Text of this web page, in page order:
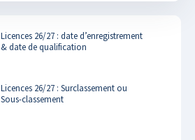
Licences 26/27 : date d’enregistrement
& date de qualification
Licences 26/27 : Surclassement ou
Sous-classement